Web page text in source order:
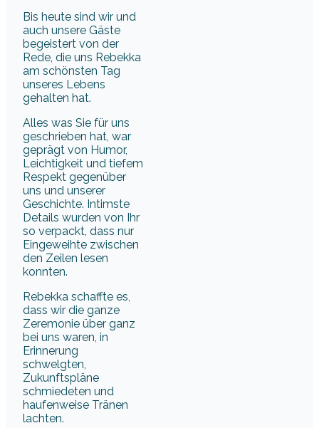
Bis heute sind wir und
auch unsere Gäste
begeistert von der
Rede, die uns Rebekka
am schönsten Tag
unseres Lebens
gehalten hat.
Alles was Sie für uns
geschrieben hat, war
geprägt von Humor,
Leichtigkeit und tiefem
Respekt gegenüber
uns und unserer
Geschichte. Intimste
Details wurden von Ihr
so verpackt, dass nur
Eingeweihte zwischen
den Zeilen lesen
konnten.
Rebekka schaffte es,
dass wir die ganze
Zeremonie über ganz
bei uns waren, in
Erinnerung
schwelgten,
Zukunftspläne
schmiedeten und
haufenweise Tränen
lachten.